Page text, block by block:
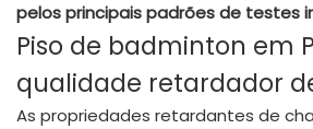
pelos principais padrões de testes
Piso de badminton em
qualidade retardador
As propriedades retardantes de